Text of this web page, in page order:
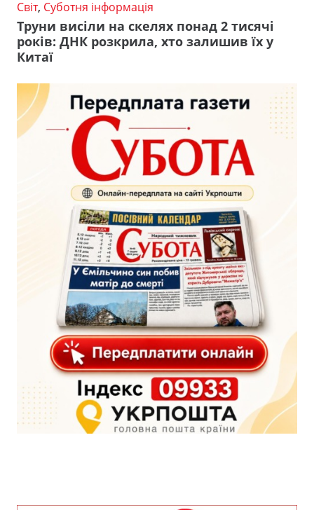
Світ, Суботня інформація
Труни висіли на скелях понад 2 тисячі
років: ДНК розкрила, хто залишив їх у
Китаї